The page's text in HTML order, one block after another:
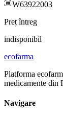
W63922003
Preț întreg
indisponibil
ecofarma
Platforma
medicamente din
Navigare